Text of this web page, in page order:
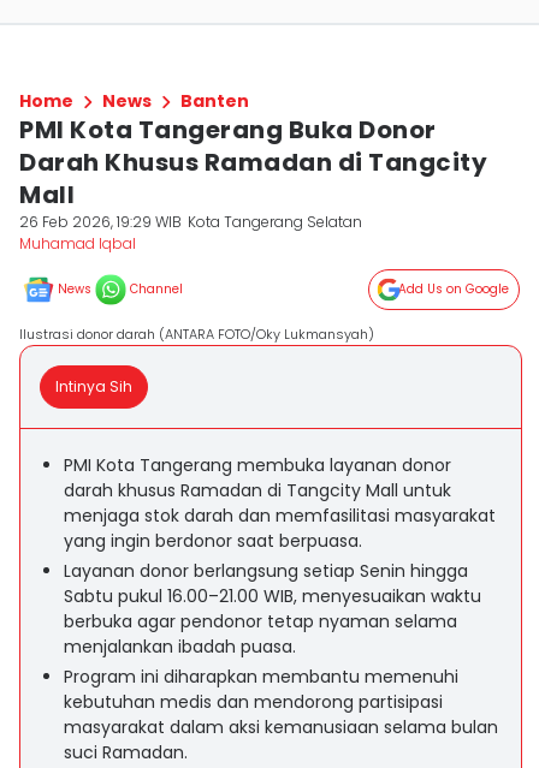
Home News Banten
PMI Kota Tangerang Buka Donor
Darah Khusus Ramadan di Tangcity
Mall
26 Feb 2026, 19:29 WIB Kota Tangerang Selatan
Muhamad Iqbal
News Channel Add Us on Google
Ilustrasi donor darah (ANTARA FOTO/Oky Lukmansyah)
Intinya Sih
PMI Kota Tangerang membuka layanan donor
darah khusus Ramadan di Tangcity Mall untuk
menjaga stok darah dan memfasilitasi masyarakat
yang ingin berdonor saat berpuasa.
Layanan donor berlangsung setiap Senin hingga
Sabtu pukul 16.00–21.00 WIB, menyesuaikan waktu
berbuka agar pendonor tetap nyaman selama
menjalankan ibadah puasa.
Program ini diharapkan membantu memenuhi
kebutuhan medis dan mendorong partisipasi
masyarakat dalam aksi kemanusiaan selama bulan
suci Ramadan.